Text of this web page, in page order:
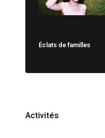
Éclats de familles
Activités